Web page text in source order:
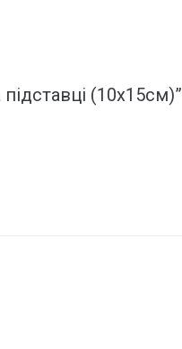
(10х15см)”